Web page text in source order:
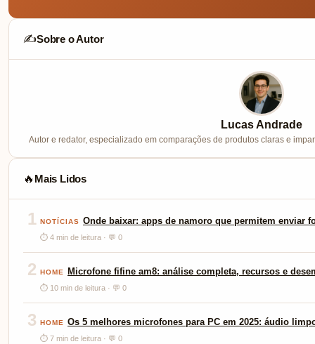
✍️Sobre o Autor
Lucas Andrade
Autor e redator, especializado em comparações de produtos claras e
🔥 Mais Lidos
1 NOTÍCIAS Onde baixar: apps de namoro que permitem enviar
⏱ 4 min de leitura · 💬 0
2 HOME Microfone fifine am8: análise completa, recursos e
⏱ 10 min de leitura · 💬 0
3 HOME Os 5 melhores microfones para PC em 2025: áudio
⏱ 7 min de leitura · 💬 0